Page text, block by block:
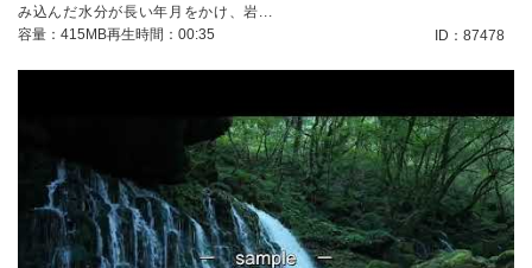
み込んだ水分が長い年月をかけ、岩...
容量：415MB再生時間：00:35 ID：87478